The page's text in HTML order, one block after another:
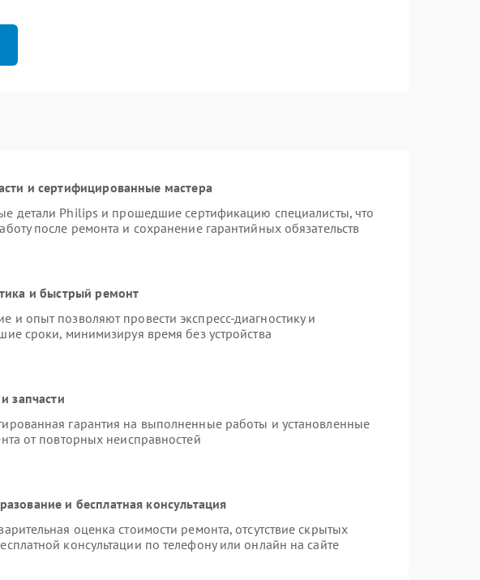
и сертифицированные мастера
детали Philips и прошедшие сертификацию специалисты, что
после ремонта и сохранение гарантийных обязательств
и быстрый ремонт
и опыт позволяют провести экспресс-диагностику и
сроки, минимизируя время без устройства
запчасти
гарантия на выполненные работы и установленные
от повторных неисправностей
и бесплатная консультация
оценка стоимости ремонта, отсутствие скрытых
консультации по телефону или онлайн на сайте